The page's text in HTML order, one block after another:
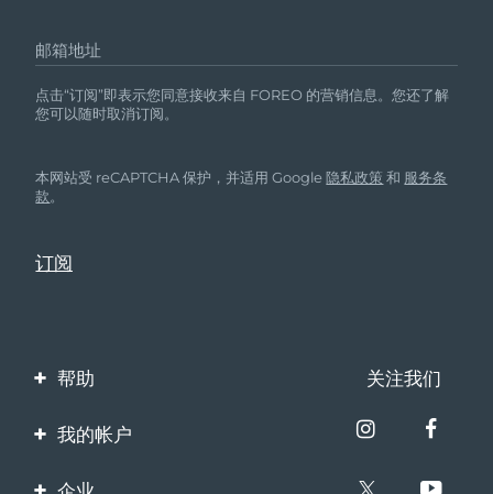
邮箱地址
点击“订阅”即表示您同意接收来自 FOREO 的营销信息。您还了解
您可以随时取消订阅。
本网站受 reCAPTCHA 保护，并适用 Google隐私政策 和 服务条
款。
帮助
联系我们
关注我们
我的帐户
产品注册